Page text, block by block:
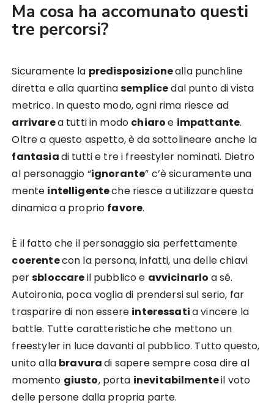
Ma cosa ha accomunato questi
tre percorsi?
Sicuramente la predisposizionealla punchline
diretta e alla quartinasemplicedal punto di vista
metrico. In questo modo, ogni rima riesce ad
arrivarea tutti in modo chiaroe impattante.
Oltre a questo aspetto, è da sottolineare anche la
fantasiadi tutti e tre i freestyler nominati. Dietro
al personaggio “ignorante” c’è sicuramente una
mente intelligenteche riesce a utilizzare questa
dinamica a proprio favore.
È il fatto che il personaggio sia perfettamente
coerentecon la persona, infatti, una delle chiavi
persbloccareil pubblico e avvicinarlo a sé.
Autoironia, poca voglia di prendersi sul serio, far
trasparire di non essere interessatia vincere la
battle. Tutte caratteristiche che mettono un
freestyler in luce davanti al pubblico. Tutto questo,
unito alla bravuradi sapere sempre cosa dire al
momento giusto, porta inevitabilmenteil voto
delle persone dalla propria parte.